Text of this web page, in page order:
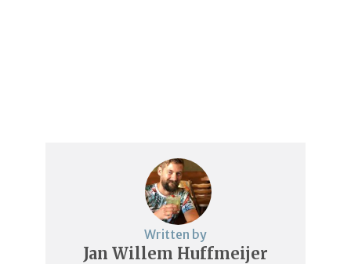
Written by
Jan Willem Huffmeijer